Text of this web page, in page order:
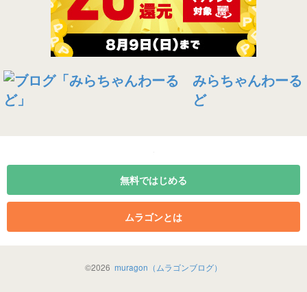
みらちゃんわーる
ど
無料ではじめる
ムラゴンとは
©2026 muragon（ムラゴンブログ）